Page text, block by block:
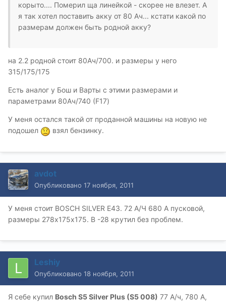
корыто.... Померил ща линейкой - скорее не влезет. А
я так хотел поставить акку от 80 Ач... кстати какой по
размерам должен быть родной акку?
на 2.2 родной стоит 80Ач/700. и размеры у него
315/175/175
Есть аналог у Бош и Варты с этими размерами и
параметрами 80Ач/740 (F17)
У меня остался такой от проданной машины на новую не
подошел
взял бензинку.
avdot
Опубликовано 17 ноября, 2011
У меня стоит BOSCH SILVER E43. 72 А/Ч 680 А пусковой,
размеры 278х175х175. В -28 крутил без проблем.
Leshiy
Опубликовано 18 ноября, 2011
Я себе купил Bosch S5 Silver Plus (S5 008) 77 А/ч, 780 А,